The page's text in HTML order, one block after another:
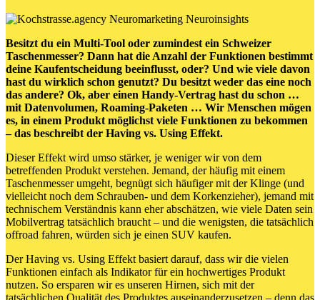
Besitzt du ein Multi-Tool oder zumindest ein Schweizer
Taschenmesser? Dann hat die Anzahl der Funktionen bestimmt
deine Kaufentscheidung beeinflusst, oder? Und wie viele davon
hast du wirklich schon genutzt? Du besitzt weder das eine noch
das andere? Ok, aber einen Handy-Vertrag hast du schon …
mit Datenvolumen, Roaming-Paketen … Wir Menschen mögen
es, in einem Produkt möglichst viele Funktionen zu bekommen
– das beschreibt der Having vs. Using Effekt.
Dieser Effekt wird umso stärker, je weniger wir von dem
betreffenden Produkt verstehen. Jemand, der häufig mit einem
Taschenmesser umgeht, begnügt sich häufiger mit der Klinge (und
vielleicht noch dem Schrauben- und dem Korkenzieher), jemand mit
technischem Verständnis kann eher abschätzen, wie viele Daten sein
Mobilvertrag tatsächlich braucht – und die wenigsten, die tatsächlich
offroad fahren, würden sich je einen SUV kaufen.
Der Having vs. Using Effekt basiert darauf, dass wir die vielen
Funktionen einfach als Indikator für ein hochwertiges Produkt
nutzen. So ersparen wir es unseren Hirnen, sich mit der